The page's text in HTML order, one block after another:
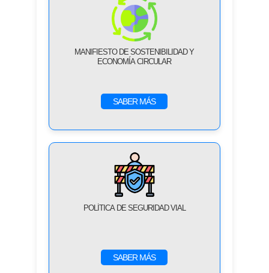
MANIFIESTO DE SOSTENIBILIDAD Y
ECONOMÍA CIRCULAR
SABER MÁS
POLÍTICA DE SEGURIDAD VIAL
SABER MÁS